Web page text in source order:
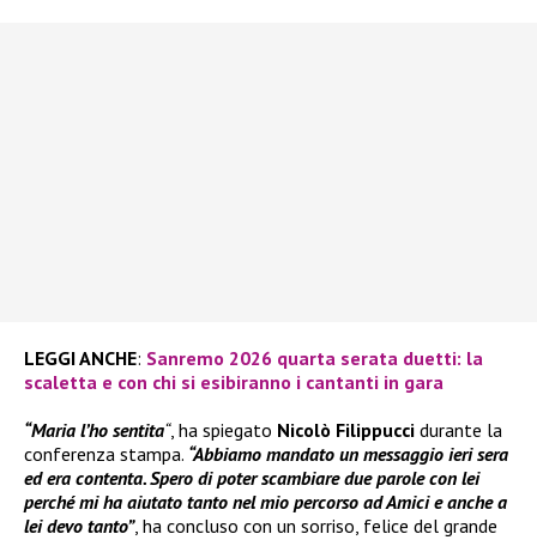
LEGGI ANCHE: Sanremo 2026 quarta serata duetti: la
scaletta e con chi si esibiranno i cantanti in gara
“Maria l’ho sentita“, ha spiegato Nicolò Filippucci durante la
conferenza stampa. “Abbiamo mandato un messaggio ieri sera
ed era contenta. Spero di poter scambiare due parole con lei
perché mi ha aiutato tanto nel mio percorso ad Amici e anche a
lei devo tanto”, ha concluso con un sorriso, felice del grande